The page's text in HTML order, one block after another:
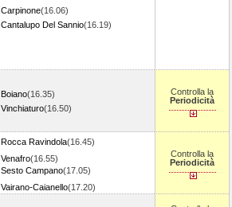
Carpinone(16.06)
Cantalupo Del Sannio(16.19)
Boiano(16.35)
Vinchiaturo(16.50)
Controlla la
Periodicità
Rocca Ravindola(16.45)
Venafro(16.55)
Sesto Campano(17.05)
Vairano-Caianello(17.20)
Controlla la
Periodicità